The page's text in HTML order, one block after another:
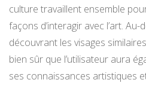
culture travaillent ensemble
façons d’interagir avec l’art.
découvrant les visages
bien sûr que l’utilisateur aura
ses connaissances artistiques